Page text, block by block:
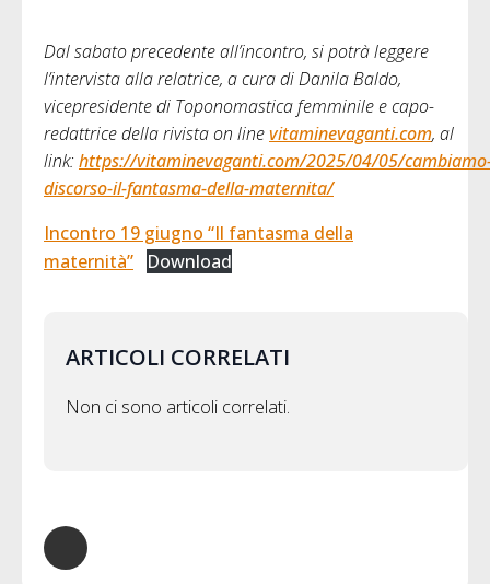
Dal sabato precedente all’incontro, si potrà leggere
l’intervista alla relatrice, a cura di Danila Baldo,
vicepresidente di Toponomastica femminile e capo-
redattrice della rivista on linevitaminevaganti.com, al
link:https://vitaminevaganti.com/2025/04/05/
discorso-il-fantasma-della-maternita/
Incontro 19 giugno “Il fantasma della
maternità”
Download
ARTICOLI CORRELATI
Non ci sono articoli correlati.